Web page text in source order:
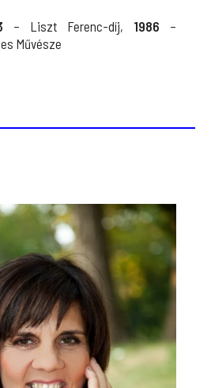
– Liszt Ferenc-díj, 1986 –
Művésze